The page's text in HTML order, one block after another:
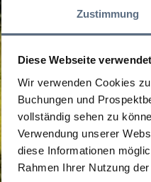
Zustimmung
Diese Webseite
Wir verwenden Cookies
Buchungen und
vollständig sehen zu
Verwendung unserer
diese Informationen
Rahmen Ihrer Nutzung